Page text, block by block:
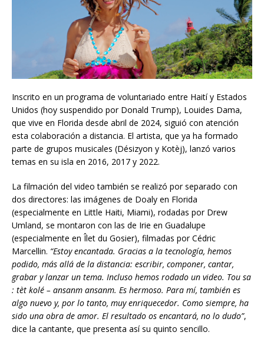
Inscrito en un programa de voluntariado entre Haití y Estados
Unidos (hoy suspendido por Donald Trump), Louides Dama,
que vive en Florida desde abril de 2024, siguió con atención
esta colaboración a distancia. El artista, que ya ha formado
parte de grupos musicales (Désizyon y Kotèj), lanzó varios
temas en su isla en 2016, 2017 y 2022.
La filmación del video también se realizó por separado con
dos directores: las imágenes de Doaly en Florida
(especialmente en Little Haiti, Miami), rodadas por Drew
Umland, se montaron con las de Irie en Guadalupe
(especialmente en Îlet du Gosier), filmadas por Cédric
Marcellin. “Estoy encantada. Gracias a la tecnología, hemos
podido, más allá de la distancia: escribir, componer, cantar,
grabar y lanzar un tema. Incluso hemos rodado un video. Tou sa
: tèt kolé – ansanm ansanm. Es hermoso. Para mí, también es
algo nuevo y, por lo tanto, muy enriquecedor. Como siempre, ha
sido una obra de amor. El resultado os encantará, no lo dudo”,
dice la cantante, que presenta así su quinto sencillo.